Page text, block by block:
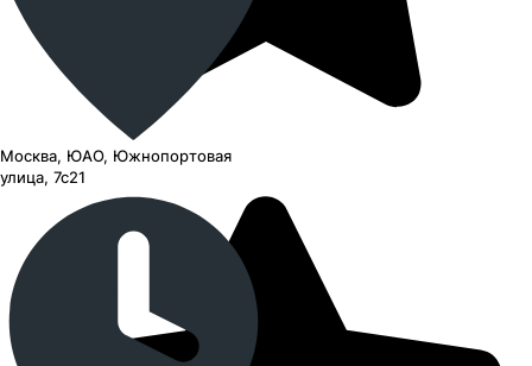
Москва, ЮАО, Южнопортовая
улица, 7с21